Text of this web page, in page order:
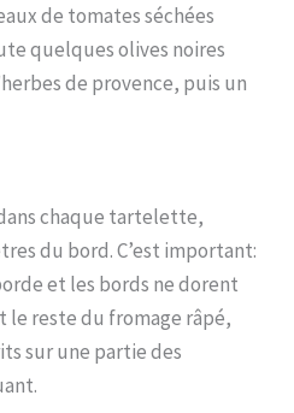
de tomates séchées
quelques olives noires
de provence, puis un
chaque tartelette,
du bord. C’est important:
et les bords ne dorent
le reste du fromage râpé,
sur une partie des